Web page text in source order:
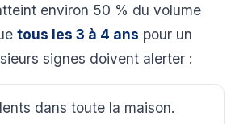
environ 50 % du volume
tous les 3 à 4 ans pour un
signes doivent alerter :
dans toute la maison.